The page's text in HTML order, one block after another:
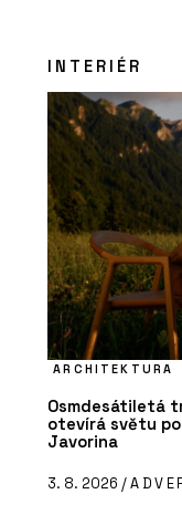
INTERIÉR
ARCHITEKTURA
Osmdesátiletá
otevírá světu
Javorina
3. 8. 2026 /